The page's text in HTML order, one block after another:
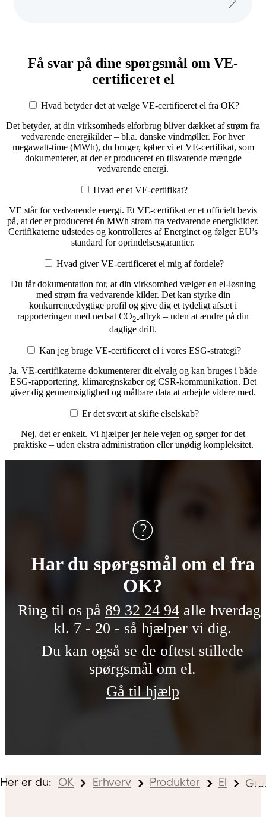
Få svar på dine spørgsmål om VE-
certificeret el
Hvad betyder det at vælge VE-certificeret el fra OK?
Det betyder, at din virksomheds elforbrug bliver dækket af strøm fra
vedvarende energikilder – bl.a. danske vindmøller. For hver
megawatt-time (MWh), du bruger, køber vi et VE-certifikat, som
dokumenterer, at der er produceret en tilsvarende mængde
vedvarende energi.
Hvad er et VE-certifikat?
VE står for vedvarende energi. Et VE-certifikat er et officielt bevis
på, at der er produceret én MWh strøm fra vedvarende energikilder.
Certifikaterne udstedes og kontrolleres af Energinet og følger EU’s
standard for oprindelsesgarantier.
Hvad giver VE-certificeret el mig af fordele?
Du får dokumentation for, at din virksomhed vælger en el-løsning
med strøm fra vedvarende kilder. Det kan styrke din
konkurrencedygtige profil og give dig et tydeligt afsæt i
rapporteringen med nedsat CO2-aftryk – uden at ændre på din
daglige drift.
Kan jeg bruge VE-certificeret el i vores ESG-strategi?
Ja. VE-certifikaterne dokumenterer dit elvalg og kan bruges i både
ESG-rapportering, klimaregnskaber og CSR-kommunikation. Det
giver dig gennemsigtighed og målbare data at arbejde videre med.
Er det svært at skifte elselskab?
Nej, det er enkelt. Vi hjælper jer hele vejen og sørger for det
praktiske – uden ekstra administration eller unødig kompleksitet.
Har du spørgsmål om el fra
OK?
Ring til os på 89 32 24 94alle
kl. 7 - 20 - så hjælper vi dig.
Du kan også se de oftest stillede
spørgsmål om el.
Gå til hjælp
Her er du: OK Erhverv Produkter El